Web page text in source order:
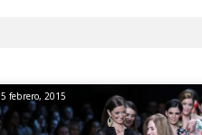
5 febrero, 2015